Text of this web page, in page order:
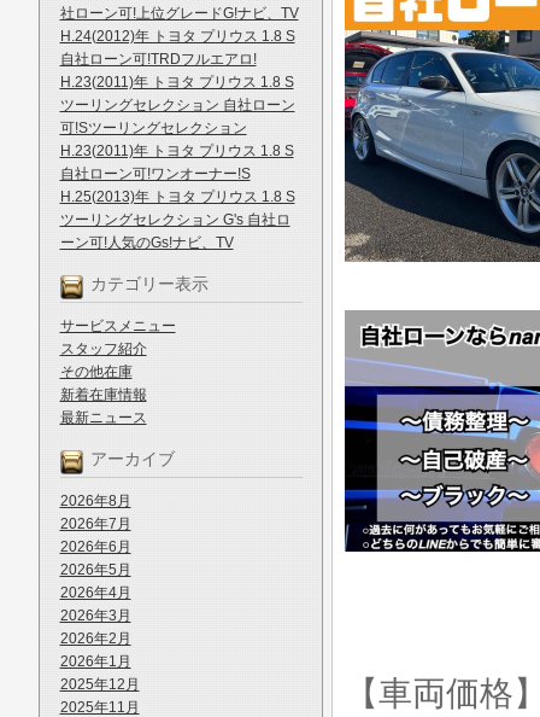
社ローン可!上位グレードG!ナビ、TV
H.24(2012)年 トヨタ プリウス 1.8 S
自社ローン可!TRDフルエアロ!
H.23(2011)年 トヨタ プリウス 1.8 S
ツーリングセレクション 自社ローン
可!Sツーリングセレクション
H.23(2011)年 トヨタ プリウス 1.8 S
自社ローン可!ワンオーナー!S
H.25(2013)年 トヨタ プリウス 1.8 S
ツーリングセレクション G's 自社ロ
ーン可!人気のGs!ナビ、TV
カテゴリー表示
サービスメニュー
スタッフ紹介
その他在庫
新着在庫情報
最新ニュース
アーカイブ
2026年8月
2026年7月
2026年6月
2026年5月
2026年4月
2026年3月
2026年2月
2026年1月
2025年12月
2025年11月
【車両価格